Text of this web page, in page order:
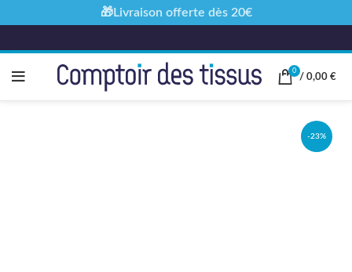
0
/ 0,00 €
-23%
🎁Livraison offerte dès 20€